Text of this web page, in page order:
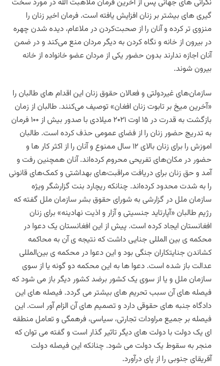
نگرانی های جهانی پس از آخرین فرمان ملاهبت الله در مورد سخت
گیری های بیشتر بر زنان افزایش یافته است. فرمان اخیر زنان را
منزوی تر کرده و آنان را از صحبت‌کردن در ملاعام، دیده شدن چهره
در بیرون از خانه و نگاه کردن به دیگر مردان منع می‌کند و در ضمن
آنان اجازه ندارند بدون حضور یکی از مردان عضو خانواده از خانه
بیرون شوند.
سازمان‌های غیردولتی و فعالان حقوق زنان این اقدام های طالبان را
«آخرین میخ بر تابوت زنان افغان» توصیف می‌کنند. طالبان از زمان
بازگشت به قدرت در ۱۵ اوت ۲۰۲۱ میلادی با صدور بیش از ۱۰۰ فرمان
به تدریج حضور زنان را از فضای عمومی حذف کرده است. طالبان
اموزش را برای زنان بالای ۱۲ سال ممنوع و آنان را از اکثر کار ها و
حضور در مکان‌های تفریحی محروم کرده‌اند. آنان همچنین رفت و
آمد و حق زنان برای دریافت مراقبت‌های بهداشتی و کمک‌های قانونی
را به شدت محدود کرده‌اند. چنانکه ریچارد بنت گزارشگر ویژه
سازمان ملل در گزارشی به شورای حقوق بشر سازمان ملل گفته که
رژیم طالبان «آپارتاید جنسیتی و آزار و اذیت نهادینه» برای زنان
افغانستان ایجاد کرده است. پیش از این افغانستان یک دعوا در
محکمه ی بین المللی جنایی داشت که نتیجه ی آن به محاکمه
کشاندن جنایتکاران جنگی بود و این دعوا در محکمه ی بین‌المللی
عدالت باز شده است. دعوا ها به این محکمه دو گونه یا از سوی
سازمان ملل و یا از سوی یک کشور برضد کشور دیگر باز می شود که
فیصله های آن سبب تحریم های بیشتر می گردد. فیصله های این
دادگاه جنبه های حقوقی دارد و تصمیم های آن الزام آور است. این
فیصله بر جمیع مراودات تجارتی، سیاسی، فرهمگی و تعامل منطقه
ای یک دولت با دولت های دیگر تاثیر گذار است و گفته می توان که
منجر به سقوط یک دولت می شود. چنانکه این فیصله دولت
آفریقای جنوبی را از پای درآورد.